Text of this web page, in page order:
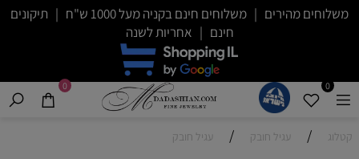
משלוחים מהירים | משלוחים חינם בקניה מעל 1000 ש"ח | תיקונים
חינם | אחריות לשנה
0
0
קטלוג / עגיל חובק / עגיל חובק